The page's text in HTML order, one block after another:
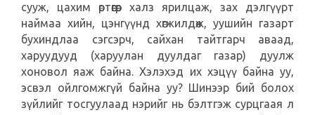
сууж, цахим өртөөгөөр халз ярилцаж, зах дэлгүүрт
наймаа хийн, цэнгүүнд хөгжилдөж, уушийн газарт
бухиндлаа сэгсэрч, сайхан тайтгарч аваад,
харуудууд (харуулан дуулдаг газар) дуулж
хоновол яаж байна. Хэлэхэд их хэцүү байна уу,
эсвэл ойлгомжгүй байна уу? Шинээр бий болох
зүйлийг тосгуулаад нэрийг нь бэлтгэж сурцгаая л